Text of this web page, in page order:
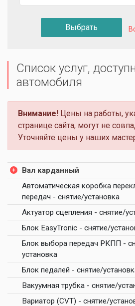
Выбрать
Список услуг,
автомобиля
Внимание! Цены на работы,
странице сайта, могут не
Уточняйте цены у наших
Вал карданный
Автоматическая коробка
передач - снятие/установка
Актуатор сцепления - снятие/
Блок EasyTronic - снятие/
Блок выбора передач РКПП -
установка
Блок педалей - снятие/
Вакуумная трубка - снятие/
Вариатор (CVT) - снятие/